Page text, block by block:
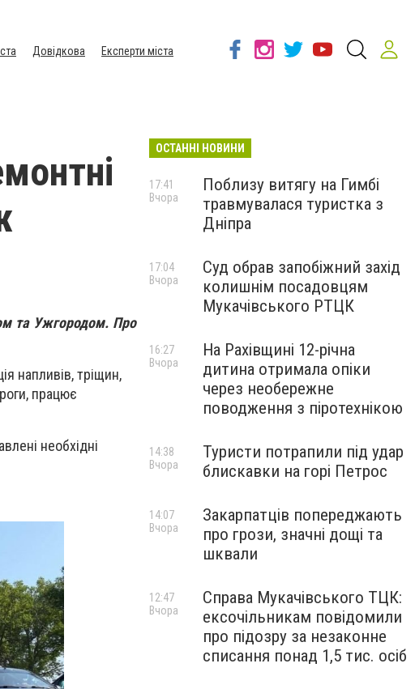
Довідкова
Експерти міста
та Ужгородом. Про
напливів, тріщин,
працює
необхідні
ОСТАННІ НОВИНИ
Поблизу витягу на Гимбі
травмувалася туристка з
Дніпра
17:41
Вчора
Суд обрав запобіжний захід
колишнім посадовцям
Мукачівського РТЦК
17:04
Вчора
На Рахівщині 12-річна
дитина отримала опіки
через необережне
поводження з піротехнікою
16:27
Вчора
Туристи потрапили під удар
блискавки на горі Петрос
14:38
Вчора
Закарпатців попереджають
про грози, значні дощі та
шквали
14:07
Вчора
Справа Мукачівського ТЦК:
ексочільникам повідомили
про підозру за незаконне
списання понад 1,5 тис. осіб
12:47
Вчора